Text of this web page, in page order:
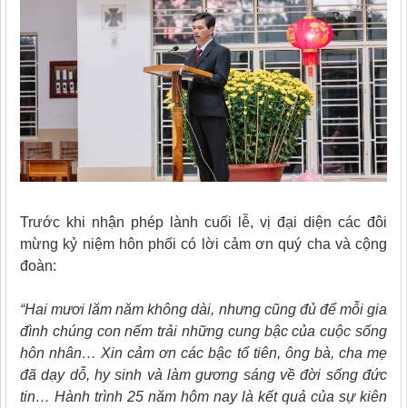
Trước khi nhận phép lành cuối lễ, vị đại diện các đôi
mừng kỷ niệm hôn phối có lời cảm ơn quý cha và cộng
đoàn:
“Hai mươi lăm năm không dài, nhưng cũng đủ để mỗi gia
đình chúng con nếm trải những cung bậc của cuộc sống
hôn nhân… Xin cảm ơn các bậc tổ tiên, ông bà, cha mẹ
đã dạy dỗ, hy sinh và làm gương sáng về đời sống đức
tin… Hành trình 25 năm hôm nay là kết quả của sự kiên